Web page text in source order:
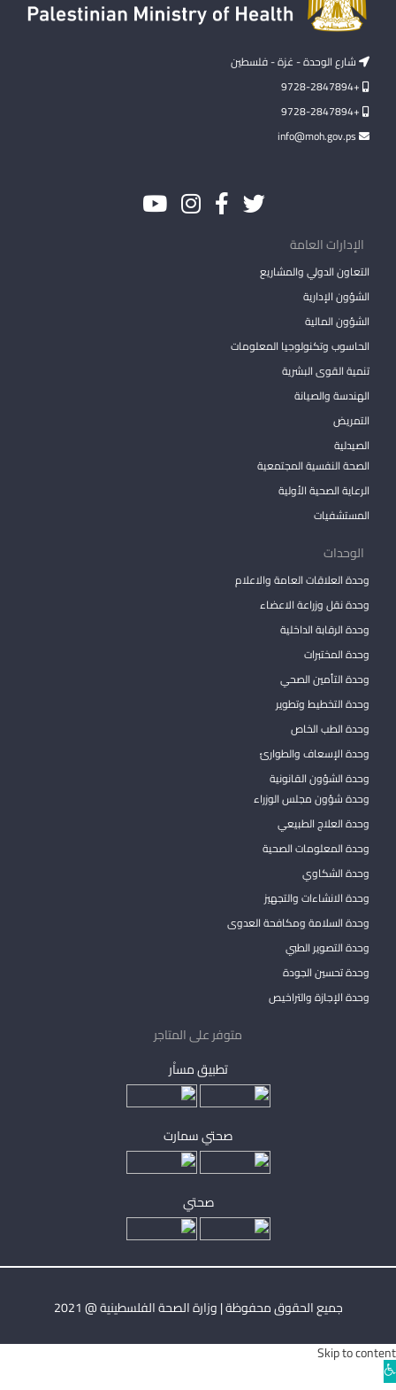
شارع الوحدة - غزة - فلسطين
+9728-2847894
+9728-2847894
الإدارات العامة
التعاون الدولي والمشاريع
الشؤون الإدارية
الشؤون المالية
الحاسوب وتكنولوجيا المعلومات
تنمية القوى البشرية
الهندسة والصيانة
التمريض
الصيدلية
الصحة النفسية المجتمعية
الرعاية الصحية الأولية
المستشفيات
الوحدات
وحدة العلاقات العامة والاعلام
وحدة نقل وزراعة الاعضاء
وحدة الرقابة الداخلية
وحدة المختبرات
وحدة التأمين الصحي
وحدة التخطيط وتطوير
وحدة الطب الخاص
وحدة الإسعاف والطوارئ
وحدة الشؤون القانونية
وحدة شؤون مجلس الوزراء
وحدة العلاج الطبيعي
وحدة المعلومات الصحية
وحدة الشكاوي
وحدة الانشاءات والتجهيز
وحدة السلامة ومكافحة العدوى
وحدة التصوير الطبي
وحدة تحسين الجودة
وحدة الإجازة والتراخيص
متوفر على المتاجر
تطبيق مساْر
صحتي سمارت
صحتي
جميع الحقوق محفوظة | وزارة الصحة الفلسطينية @ 2021
Skip to content
Open